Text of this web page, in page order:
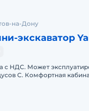
на-Дону
экскаватор
с НДС. Может
С. Комфортная